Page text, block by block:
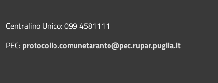
Centralino Unico: 099 4581111
PEC: protocollo.comunetaranto@pec.rupar.puglia.it